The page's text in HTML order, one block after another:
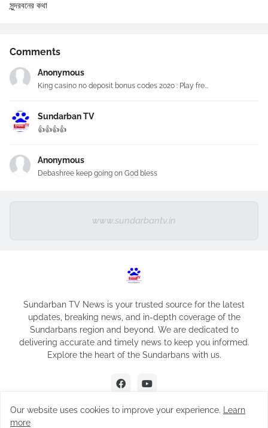
সুন্দরবনের কথা
Comments
Anonymous
King casino no deposit bonus codes 2020 : Play fre...
Sundarban TV
👍👍👍👍
Anonymous
Debashree keep going on God bless
www.sundarbantv.in
Sundarban TV News is your trusted source for the latest
updates, breaking news, and in-depth coverage of the
Sundarbans region and beyond. We are dedicated to
delivering accurate and timely news to keep you informed.
Explore the heart of the Sundarbans with us.
Our website uses cookies to improve your experience.
Learn
more